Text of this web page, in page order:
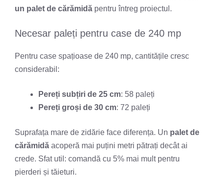
un palet de cărămidă pentru întreg proiectul.
Necesar paleți pentru case de 240 mp
Pentru case spațioase de 240 mp, cantitățile cresc
considerabil:
Pereți subțiri de 25 cm: 58 paleți
Pereți groși de 30 cm: 72 paleți
Suprafața mare de zidărie face diferența. Un palet de
cărămidă acoperă mai puțini metri pătrați decât ai
crede. Sfat util: comandă cu 5% mai mult pentru
pierderi și tăieturi.